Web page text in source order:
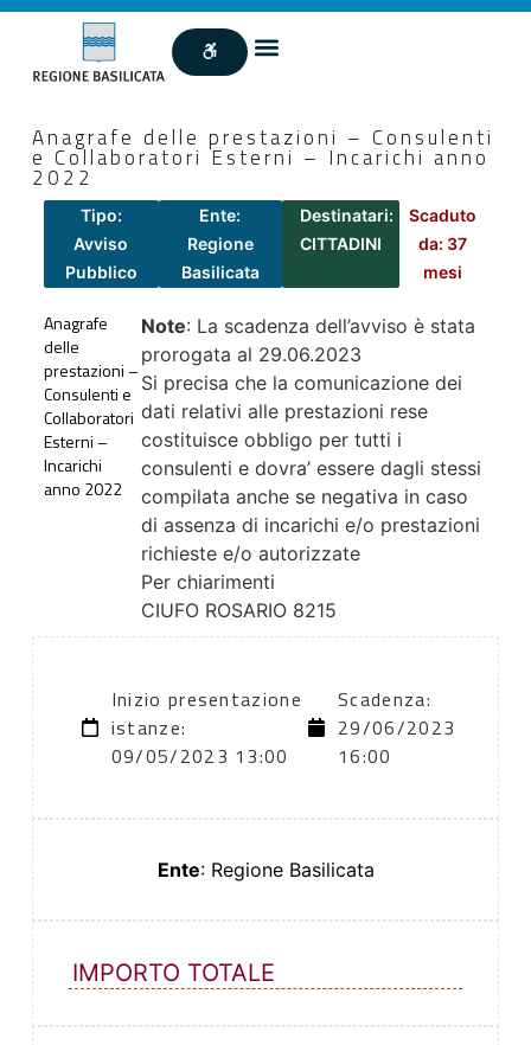
Anagrafe delle prestazioni – Consulenti
e Collaboratori Esterni – Incarichi anno
2022
Tipo:
Avviso
Pubblico
Ente:
Regione
Basilicata
Destinatari:
CITTADINI
Scaduto
da: 37
mesi
Anagrafe
delle
prestazioni –
Consulenti e
Collaboratori
Esterni –
Incarichi
anno 2022
Note: La scadenza dell’avviso è stata
prorogata al 29.06.2023
Si precisa che la comunicazione dei
dati relativi alle prestazioni rese
costituisce obbligo per tutti i
consulenti e dovra’ essere dagli stessi
compilata anche se negativa in caso
di assenza di incarichi e/o prestazioni
richieste e/o autorizzate
Per chiarimenti
CIUFO ROSARIO 8215
Inizio presentazione
istanze:
09/05/2023 13:00
Scadenza:
29/06/2023
16:00
Ente: Regione Basilicata
IMPORTO TOTALE